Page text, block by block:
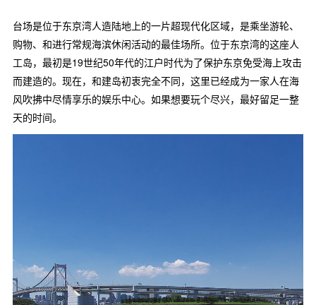
台场是位于东京湾人造陆地上的一片超现代化区域，是乘坐游轮、
购物、和进行常规海滨休闲活动的最佳场所。位于东京湾的这座人
工岛，最初是19世纪50年代的江户时代为了保护东京免受海上攻击
而建造的。现在，和建岛初衷完全不同，这里已经成为一家人在海
风吹拂中尽情享乐的娱乐中心。如果想要玩个尽兴，最好留足一整
天的时间。